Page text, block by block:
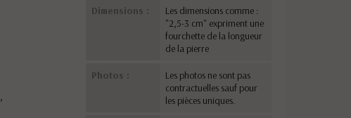
Dimensions :
Les dimensions comme :
"2,5-3 cm" expriment une
fourchette de la longueur
de la pierre
Photos :
Les photos ne sont pas
contractuelles sauf pour
les pièces uniques.